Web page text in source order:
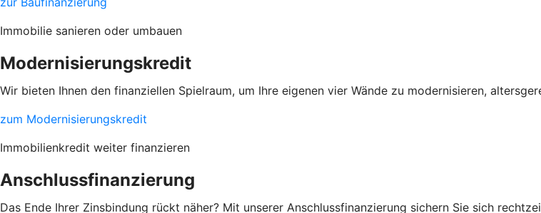
Immobilie sanieren oder umbauen
Modernisierungskredit
Wir bieten Ihnen den finanziellen Spielraum, um Ihre eigenen vier Wände zu modernisieren,
zum Modernisierungskredit
Immobilienkredit weiter finanzieren
Anschlussfinanzierung
Das Ende Ihrer Zinsbindung rückt näher? Mit unserer Anschlussfinanzierung sichern Sie sich